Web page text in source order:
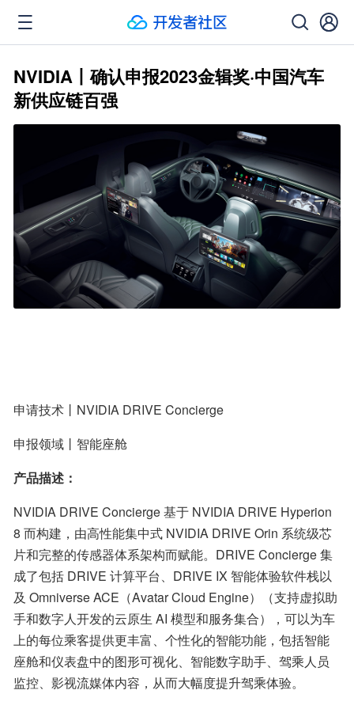
NVIDIA丨确认申报2023金辑奖·中国汽车
新供应链百强
申请技术丨NVIDIA DRIVE Concierge
申报领域丨智能座舱
产品描述：
NVIDIA DRIVE Concierge 基于 NVIDIA DRIVE Hyperion
8 而构建，由高性能集中式 NVIDIA DRIVE Orin 系统级芯
片和完整的传感器体系架构而赋能。DRIVE Concierge 集
成了包括 DRIVE 计算平台、DRIVE IX 智能体验软件栈以
及 Omniverse ACE（Avatar Cloud Engine）（支持虚拟助
手和数字人开发的云原生 AI 模型和服务集合），可以为车
上的每位乘客提供更丰富、个性化的智能功能，包括智能
座舱和仪表盘中的图形可视化、智能数字助手、驾乘人员
监控、影视流媒体内容，从而大幅度提升驾乘体验。